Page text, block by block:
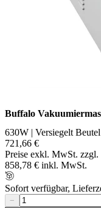
Buffalo
630W | Versiegelt
721,66 €
Preise exkl. MwSt. zzgl.
858,78 € inkl. MwSt.
Sofort verfügbar,
−